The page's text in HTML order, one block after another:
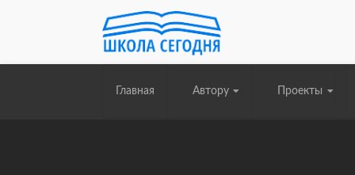
Главная Автору Проекты